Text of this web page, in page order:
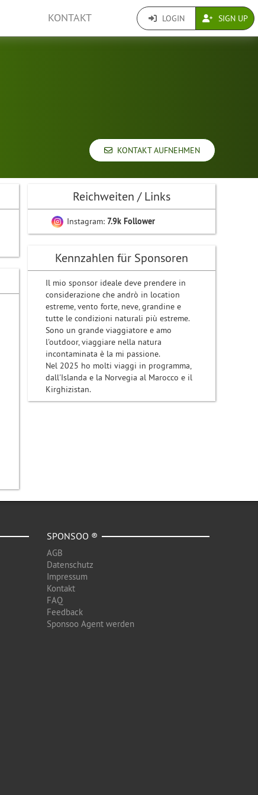
KONTAKT LOGIN SIGN UP
KONTAKT AUFNEHMEN
Reichweiten / Links
Instagram:7.9k Follower
Kennzahlen für Sponsoren
Il mio sponsor ideale deve prendere in
considerazione che andrò in location
estreme, vento forte, neve, grandine e
tutte le condizioni naturali più estreme.
Sono un grande viaggiatore e amo
l'outdoor, viaggiare nella natura
incontaminata è la mi passione.
Nel 2025 ho molti viaggi in programma,
dall'Islanda e la Norvegia al Marocco e il
Kirghizistan.
SPONSOO ®
AGB
Datenschutz
Impressum
Kontakt
FAQ
Feedback
Sponsoo Agent werden